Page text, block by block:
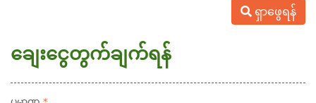
ရှာဖွေရန်
ချေးငွေတွက်ချက်ရန်